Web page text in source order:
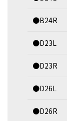
●B24R
●D23L
●D23R
●D26L
●D26R